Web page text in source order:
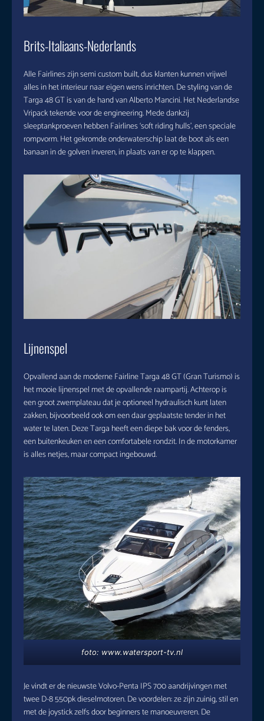
Brits-Italiaans-Nederlands
Alle Fairlines zijn semi custom built, dus klanten kunnen vrijwel
alles in het interieur naar eigen wens inrichten. De styling van de
Targa 48 GT is van de hand van Alberto Mancini. Het Nederlandse
Vripack tekende voor de engineering. Mede dankzij
sleeptankproeven hebben Fairlines ‘soft riding hulls’, een speciale
rompvorm. Het gekromde onderwaterschip laat de boot als een
banaan in de golven inveren, in plaats van er op te klappen.
Lijnenspel
Opvallend aan de moderne Fairline Targa 48 GT (Gran Turismo) is
het mooie lijnenspel met de opvallende raampartij. Achterop is
een groot zwemplateau dat je optioneel hydraulisch kunt laten
zakken, bijvoorbeeld ook om een daar geplaatste tender in het
water te laten. Deze Targa heeft een diepe bak voor de fenders,
een buitenkeuken en een comfortabele rondzit. In de motorkamer
is alles netjes, maar compact ingebouwd.
foto: www.watersport-tv.nl
Je vindt er de nieuwste Volvo-Penta IPS 700 aandrijvingen met
twee D-8 550pk dieselmotoren. De voordelen: ze zijn zuinig, stil en
met de joystick zelfs door beginners te manoeuvreren. De